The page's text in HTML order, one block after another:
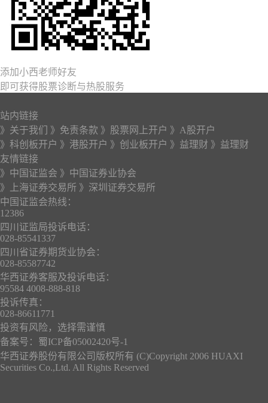
添加小西老师好友
即可获得股票诊断与热股服务
站内链接
》关于我们
》免责条款 》股票网上开户 》A股开户
》科创板开户 》港股开户 》创业板开户 》益理财 》益理财
友情链接
》中国证监会 》中国证券业协会
》上海证券交易所 》深圳证券交易所
中国证监会热线：
12386
四川证监局投诉电话：
028-85541337
四川省证券期货业协会：
028-85587742
华西证券客服及投诉电话：
95584 4008-888-818
投诉传真：
028-86611771
投资有风险，选择需谨慎
备案号： 蜀ICP备05002420号-1
华西证券股份有限公司版权所有 (C)Copyright 2006 HUAXI
Securities Co.,Ltd. All Rights Reserved